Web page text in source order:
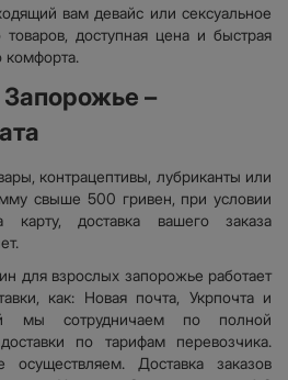
вам девайс или сексуальное
доступная цена и быстрая
комфорта.
–
контрацептивы, лубриканты или
свыше 500 гривен, при условии
доставка вашего заказа
для взрослых запорожье работает
как: Новая почта, Укрпочта и
мы сотрудничаем по полной
по тарифам перевозчика.
осуществляем. Доставка заказов